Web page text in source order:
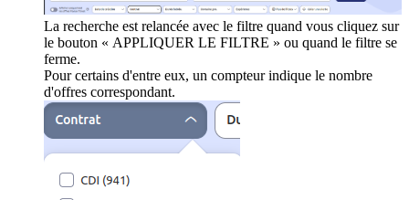
La recherche est relancée avec le filtre quand vous cliquez sur
le bouton « APPLIQUER LE FILTRE » ou quand le filtre se
ferme.
Pour certains d'entre eux, un compteur indique le nombre
d'offres correspondant.